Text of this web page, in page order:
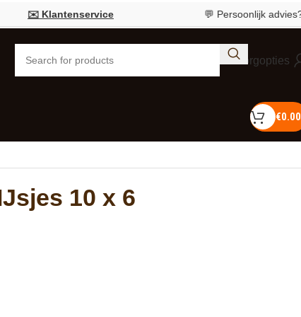
✉️ Klantenservice 💬 Persoonlijk advies?Bel
Bezorgopties
€0.00
10 x 6